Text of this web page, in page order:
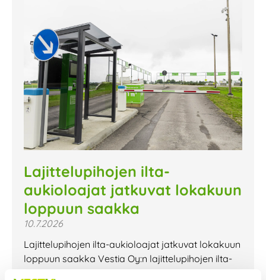
Lajittelupihojen ilta-
aukioloajat jatkuvat lokakuun
loppuun saakka
10.7.2026
Lajittelupihojen ilta-aukioloajat jatkuvat lokakuun
loppuun saakka Vestia Oy:n lajittelupihojen ilta-